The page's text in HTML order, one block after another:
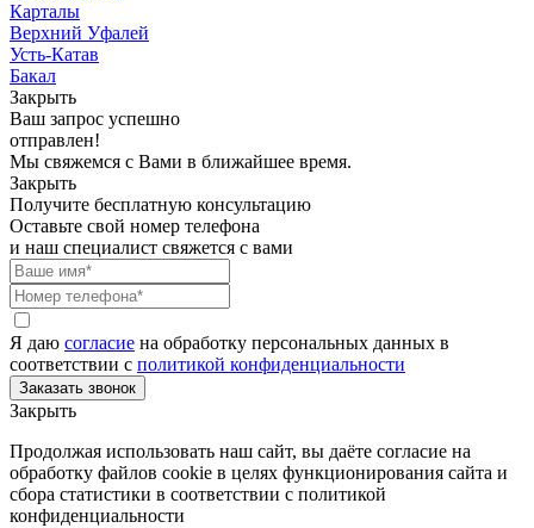
Карталы
Верхний Уфалей
Усть-Катав
Бакал
Закрыть
Ваш запрос успешно
отправлен!
Мы свяжемся с Вами в ближайшее время.
Закрыть
Получите бесплатную консультацию
Оставьте свой номер телефона
и наш специалист свяжется с вами
Я даю согласие на обработку персональных данных в
соответствии с политикой конфиденциальности
Закрыть
Продолжая использовать наш сайт, вы даёте согласие на
обработку файлов cookie в целях функционирования сайта и
сбора статистики в соответствии с политикой
конфиденциальности